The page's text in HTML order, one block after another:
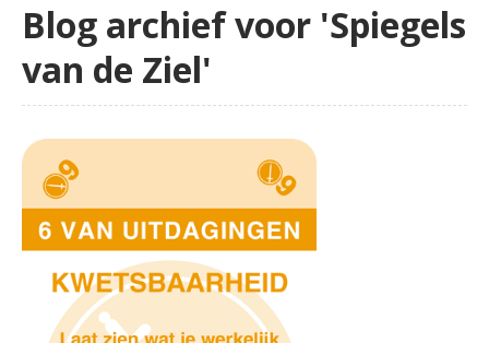
Blog archief voor 'Spiegels
van de Ziel'